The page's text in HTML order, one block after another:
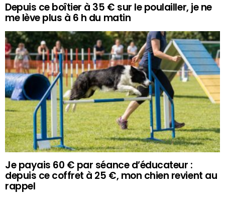
Depuis ce boîtier à 35 € sur le poulailler, je ne
me lève plus à 6 h du matin
Je payais 60 € par séance d’éducateur :
depuis ce coffret à 25 €, mon chien revient au
rappel